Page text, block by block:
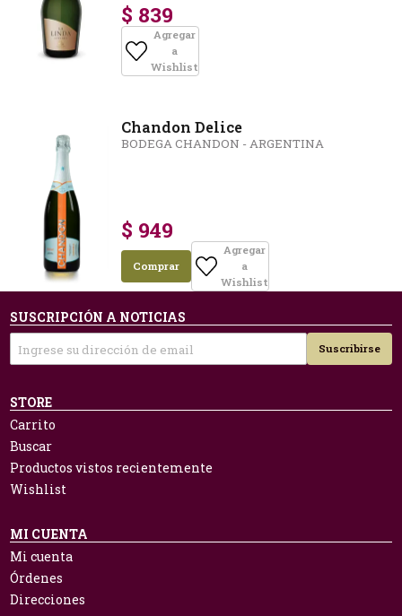
$ 839
Agregar
a
Wishlist
Chandon Delice
BODEGA CHANDON - ARGENTINA
$ 949
Comprar
Agregar
a
Wishlist
SUSCRIPCIÓN A NOTICIAS
Suscribirse
STORE
Carrito
Buscar
Productos vistos recientemente
Wishlist
MI CUENTA
Mi cuenta
Órdenes
Direcciones